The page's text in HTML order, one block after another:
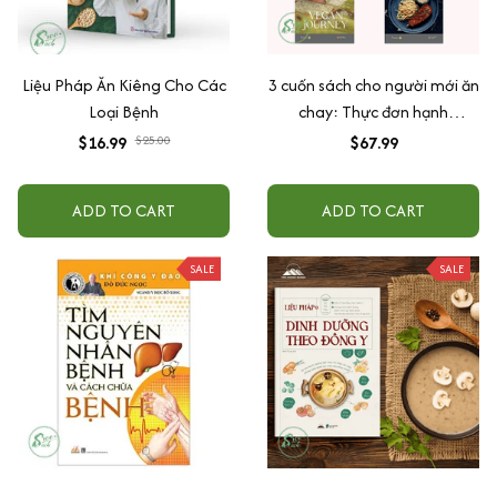
Liệu Pháp Ăn Kiêng Cho Các
Loại Bệnh
$16.99 $25.00
ADD TO CART
3 cuốn sách cho người mới ăn
chay: Thực đơn hạnh
phúc/Vegan Journey/Ăn chay
$67.99
ADD TO CART
SALE SALE